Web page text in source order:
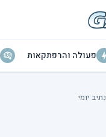
פעולה והרפתקאות
נתיב יומי